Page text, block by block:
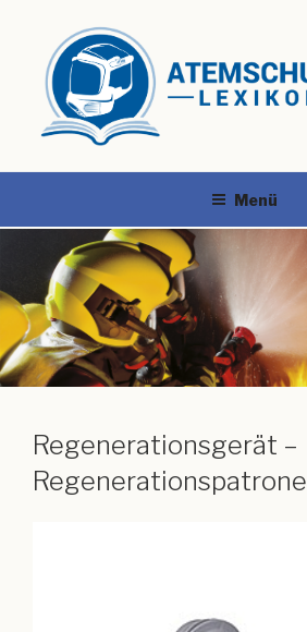
Menü
Regenerationsgerät –
Regenerationspatrone